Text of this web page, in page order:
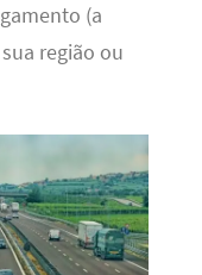
(a
região ou